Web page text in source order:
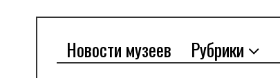
Новости музеев Рубрики